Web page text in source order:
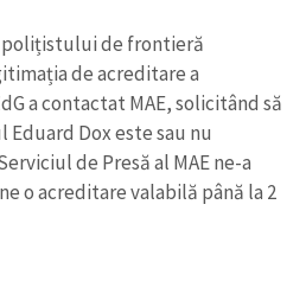
de frontieră
de acreditare a
a contactat MAE, solicitând să
Dox este sau nu
de Presă al MAE ne-a
o acreditare valabilă până la 2